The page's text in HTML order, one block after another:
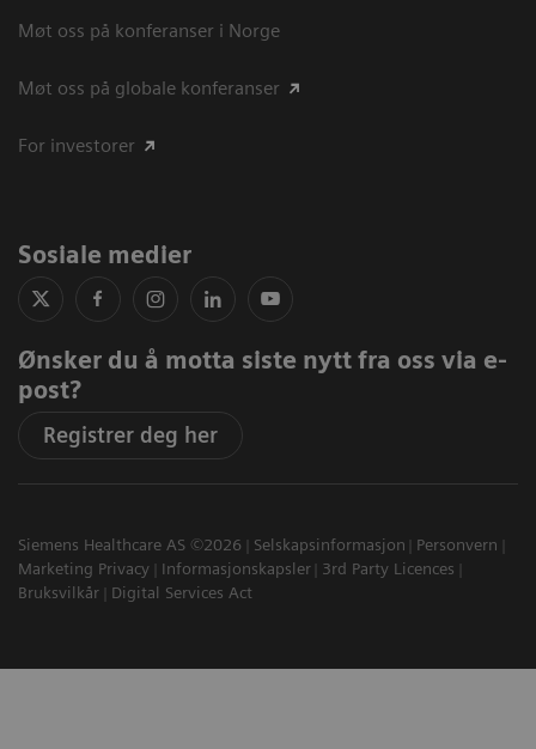
Møt oss på konferanser i Norge
Møt oss på globale konferanser
For investorer
Sosiale medier
Ønsker du å motta siste nytt fra oss via e-
post?
Registrer deg her
Siemens Healthcare AS ©2026 Selskapsinformasjon
Personvern
Marketing Privacy
Informasjonskapsler
3rd Party Licences
Bruksvilkår
Digital Services Act